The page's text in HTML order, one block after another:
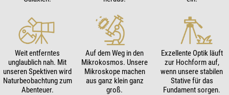
Weit entferntes
unglaublich nah. Mit
unseren Spektiven wird
Naturbeobachtung zum
Abenteuer.
Auf dem Weg in den
Mikrokosmos. Unsere
Mikroskope machen
aus ganz klein ganz
groß.
Exzellente Optik läuft
zur Hochform auf,
wenn unsere stabilen
Stative für das
Fundament sorgen.